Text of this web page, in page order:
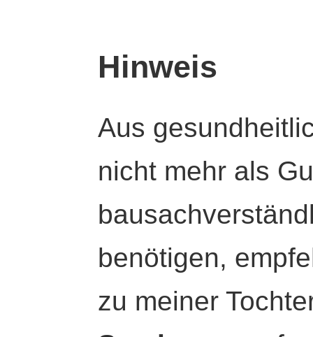
Hinweis
Aus
nicht mehr als
benötigen,
zu meiner